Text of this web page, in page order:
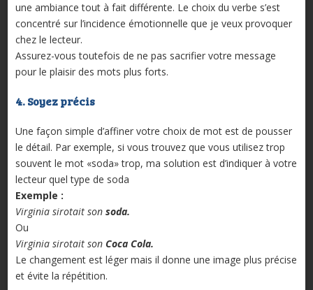
une ambiance tout à fait différente. Le choix du verbe s’est
concentré sur l’incidence émotionnelle que je veux provoquer
chez le lecteur.
Assurez-vous toutefois de ne pas sacrifier votre message
pour le plaisir des mots plus forts.
4. Soyez précis
Une façon simple d’affiner votre choix de mot est de pousser
le détail. Par exemple, si vous trouvez que vous utilisez trop
souvent le mot «soda» trop, ma solution est d’indiquer à votre
lecteur quel type de soda
Exemple :
Virginia sirotait son soda.
Ou
Virginia sirotait son Coca Cola.
Le changement est léger mais il donne une image plus précise
et évite la répétition.